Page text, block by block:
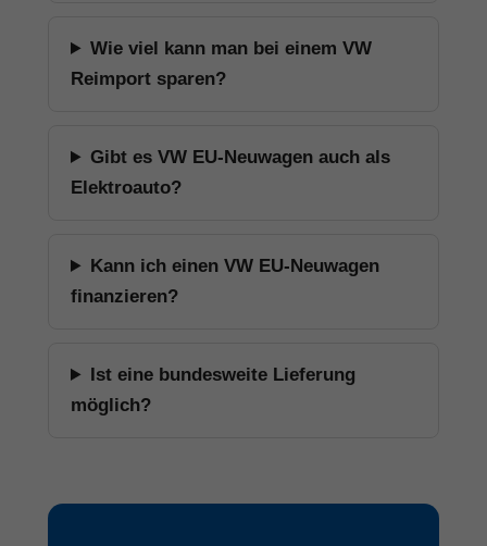
Wie viel kann man bei einem VW
Reimport sparen?
Gibt es VW EU-Neuwagen auch als
Elektroauto?
Kann ich einen VW EU-Neuwagen
finanzieren?
Ist eine bundesweite Lieferung
möglich?